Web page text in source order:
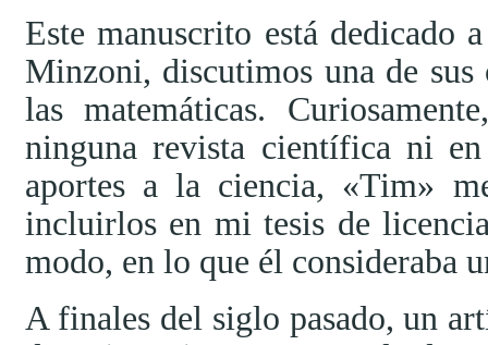
Este manuscrito está dedicado
Minzoni, discutimos una de
las matemáticas.
ninguna revista científica ni
aportes a la ciencia, «Tim»
incluirlos en mi tesis de
modo, en lo que él consideraba
A finales del siglo pasado, un